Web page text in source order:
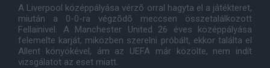
A Liverpool középpályása vérzõ orral hagyta el a játékteret,
miután a 0-0-ra végzõdõ meccsen összetalálkozott
Fellainivel. A Manchester United 26 éves középpályása
felemelte karját, miközben szerelni próbált, ekkor találta el
Allent könyökével, ám az UEFA már közölte, nem indít
vizsgálatot az eset miatt.